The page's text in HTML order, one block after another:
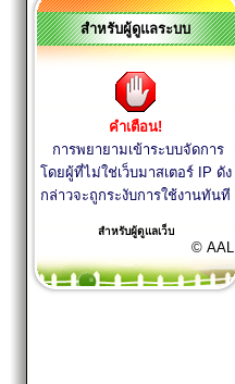
สำหรับผู้ดูแลระบบ
คำเตือน!
การพยายามเข้าระบบจัดการ
โดยผู้ที่ไม่ใช่เว็บมาสเตอร์ IP ดัง
กล่าวจะถูกระงับการใช้งานทันที
สำหรับผู้ดูแลเว็บ
© AAL